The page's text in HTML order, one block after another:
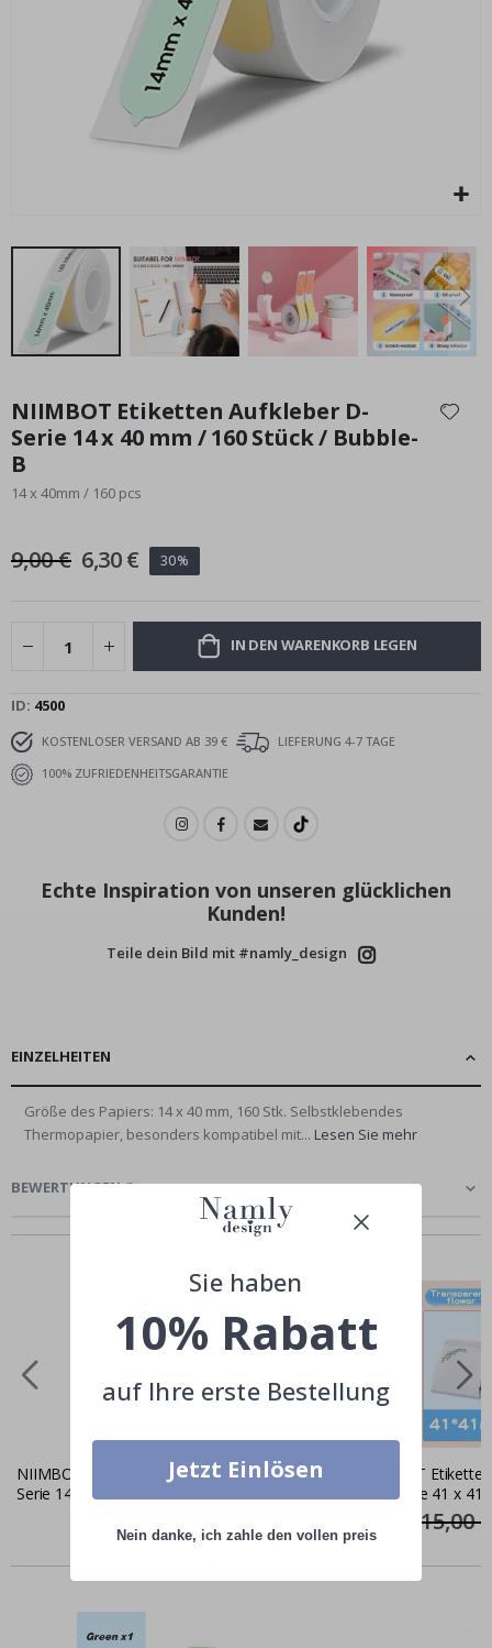
Personalisiertes Poster - Paar Herz Fotocollage
Special
Price
15,00 €
der
Bildgalerie
springen
NIIMBOT Etiketten Aufkleber D-
Serie 14 x 40 mm / 160 Stück / Bubble-
B
14 x 40mm / 160 pcs
9,00 € 6,30 € 30%
IN DEN WARENKORB LEGEN
ID 4500
KOSTENLOSER VERSAND AB 39 €
LIEFERUNG 4-7 TAGE
100% ZUFRIEDENHEITSGARANTIE
Echte Inspiration von unseren glücklichen
Kunden!
Teile dein Bild mit #namly_design
EINZELHEITEN
Größe des Papiers: 14 x 40 mm, 160 Stk. Selbstklebendes
Thermopapier, besonders kompatibel mit... Lesen Sie mehr
BEWERTUNGEN()
Andere kauften auch
NIIMBOT Etikettenaufkleber B18
Serie 14 x 50 mm / 125 Stück / Weiß
9,00 € Price6,30 €
NIIMBOT
/ B3-Serie 41 x
Transparent /
15,00
Sie haben
10% Rabatt
auf Ihre erste Bestellung
Jetzt Einlösen
Nein danke, ich zahle den vollen preis